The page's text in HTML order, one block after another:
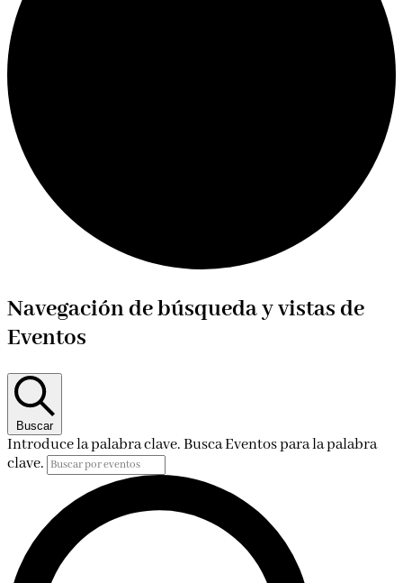
Eventos
Navegación de búsqueda y vistas de
Eventos
Buscar
Introduce la palabra clave. Busca Eventos para la palabra
clave.